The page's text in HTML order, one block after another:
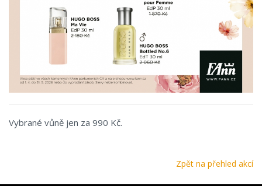
Vybrané vůně jen za 990 Kč.
Zpět na přehled akcí